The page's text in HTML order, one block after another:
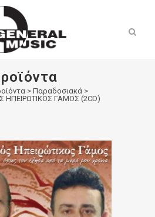
> Παραδοσιακά >
ΗΠΕΙΡΩΤΙΚΟΣ ΓΑΜΟΣ (2CD)